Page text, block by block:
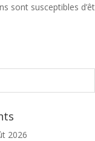
sont susceptibles
2026